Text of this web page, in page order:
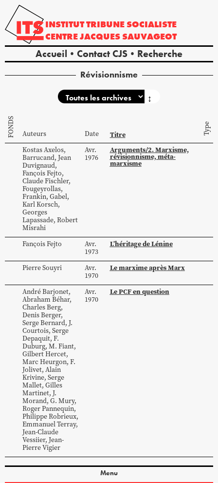
INSTITUTTRIBUNE SOCIALISTE
CENTREJACQUES SAUVAGEOT
Accueil Contact CJS Recherche
Révisionnisme
↕
FONDS Auteurs Date Titre Type
KostasAxelos,
Barrucand, Jean
Duvignaud,
FançoisFejto,
ClaudeFischler,
Fougeyrollas,
Frankin, Gabel,
KarlKorsch,
Georges
Lapassade, Robert
Misrahi
Avr.
1976
Arguments/2. Marxisme,
révisionnisme, méta-
marxisme
FançoisFejto
Avr.
1973
L’héritage de Lénine
PierreSouyri
Avr.
1970
Le marxime après Marx
AndréBarjonet,
Abraham Béhar,
CharlesBerg,
DenisBerger,
SergeBernard, J.
Courtois, Serge
Depaquit, F.
Duburg, M. Fiant,
GilbertHercet,
MarcHeurgon, F.
Jolivet, Alain
Krivine, Serge
Mallet, Gilles
Martinet, J.
Morand, G. Mury,
RogerPannequin,
PhilippeRobrieux,
EmmanuelTerray,
Jean-Claude
Vessiier, Jean-
PierreVigier
Avr.
1970
Le PCF en question
Menu